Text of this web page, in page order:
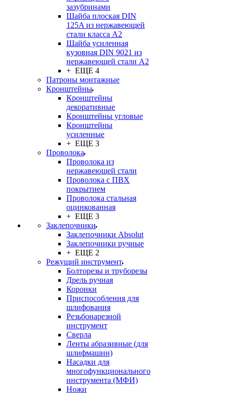
зазубринами
Шайба плоская DIN
125A из нержавеющей
стали класса A2
Шайба усиленная
кузовная DIN 9021 из
нержавеющей стали А2
+ ЕЩЕ 4
Патроны монтажные
Кронштейны
Кронштейны
декоративные
Кронштейны угловые
Кронштейны
усиленные
+ ЕЩЕ 3
Проволока
Проволока из
нержавеющей стали
Проволока с ПВХ
покрытием
Проволока стальная
оцинкованная
+ ЕЩЕ 3
Заклепочники
Заклепочники Absolut
Заклепочники ручные
+ ЕЩЕ 2
Режущий инструмент
Болторезы и труборезы
Дрель ручная
Коронки
Приспособления для
шлифования
Резьбонарезной
инструмент
Сверла
Ленты абразивные (для
шлифмашин)
Насадки для
многофункционального
инструмента (МФИ)
Ножи